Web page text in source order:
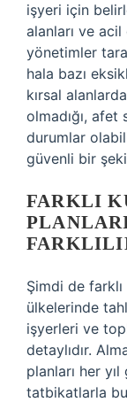
işyeri için
alanları ve
yönetimler
hala bazı
kırsal
olmadığı, afet
durumlar
güvenli bir
FARKLI
Şimdi de
ülkelerinde
işyerleri ve
detaylıdır.
planları her
tatbikatlarla